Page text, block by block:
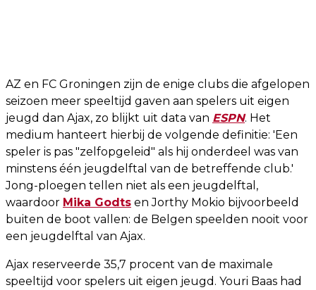
AZ en FC Groningen zijn de enige clubs die afgelopen
seizoen meer speeltijd gaven aan spelers uit eigen
jeugd dan Ajax, zo blijkt uit data van ESPN. Het
medium hanteert hierbij de volgende definitie: 'Een
speler is pas "zelfopgeleid" als hij onderdeel was van
minstens één jeugdelftal van de betreffende club.'
Jong-ploegen tellen niet als een jeugdelftal,
waardoor Mika Godts en Jorthy Mokio bijvoorbeeld
buiten de boot vallen: de Belgen speelden nooit voor
een jeugdelftal van Ajax.
Ajax reserveerde 35,7 procent van de maximale
speeltijd voor spelers uit eigen jeugd. Youri Baas had